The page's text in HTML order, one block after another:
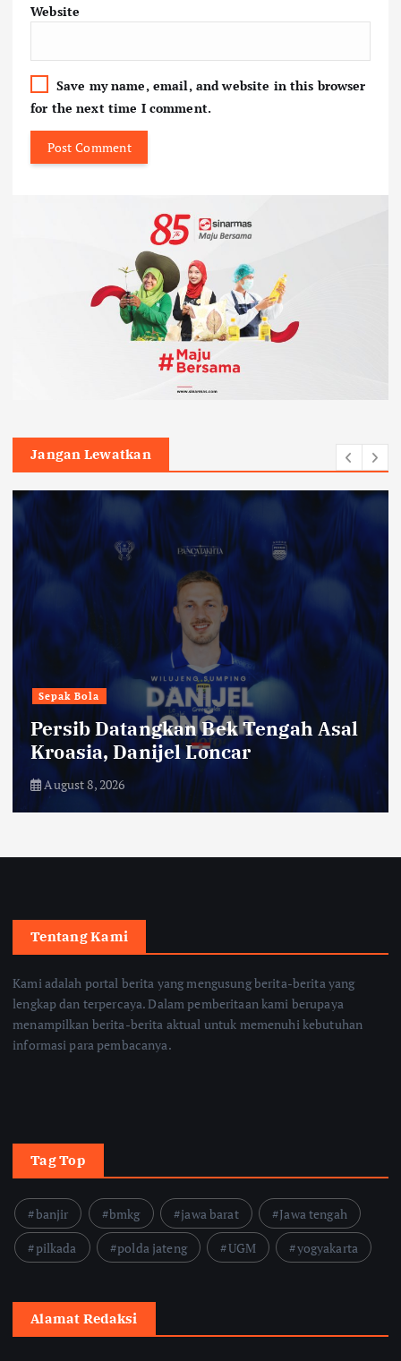
Website
Save my name, email, and website in this browser
for the next time I comment.
Jangan Lewatkan
Sepak Bola
Persib Datangkan Bek Tengah Asal
Kroasia, Danijel Loncar
August 8, 2026
Tentang Kami
Kami adalah portal berita yang mengusung berita-berita yang
lengkap dan terpercaya. Dalam pemberitaan kami berupaya
menampilkan berita-berita aktual untuk memenuhi kebutuhan
informasi para pembacanya.
Tag Top
banjir bmkg jawa barat
Jawa tengah
pilkada
polda jateng UGM yogyakarta
Alamat Redaksi